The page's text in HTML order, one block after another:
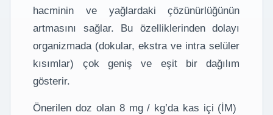
hacminin ve yağlardaki çözünürlüğünün
artmasını sağlar. Bu özelliklerinden dolayı
organizmada (dokular, ekstra ve intra selüler
kısımlar) çok geniş ve eşit bir dağılım
gösterir.
Önerilen doz olan 8 mg / kg’da kas içi (İM)